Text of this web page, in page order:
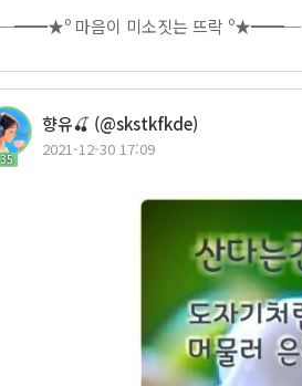
마음이 미소짓는 뜨락 º★━━─
35
향유🍒 (@skstkfkde)
2021-12-30 17:09